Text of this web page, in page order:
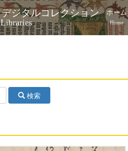
ジタルコレクション ホーム
Home
検索